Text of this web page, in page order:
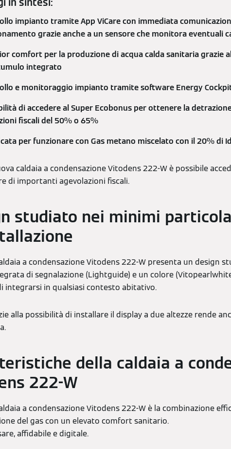
in sintesi:
impianto tramite App ViCare con immediata
grazie anche a un sensore che monitora eventuali
comfort per la produzione di acqua calda sanitaria grazie
integrato
e monitoraggio impianto tramite software Energy
di accedere al Super Ecobonus per ottenere la
fiscali del 50% o 65%
per funzionare con Gas metano miscelato con il 20% di
caldaia a condensazione Vitodens 222-W è possibile
di importanti agevolazioni fiscali.
studiato nei minimi
a condensazione Vitodens 222-W presenta un design
di segnalazione (Lightguide) e un colore
integrarsi in qualsiasi contesto abitativo.
alla possibilità di installare il display a due altezze rende
della caldaia a
222-W
a condensazione Vitodens 222-W è la combinazione
del gas con un elevato comfort sanitario.
affidabile e digitale.